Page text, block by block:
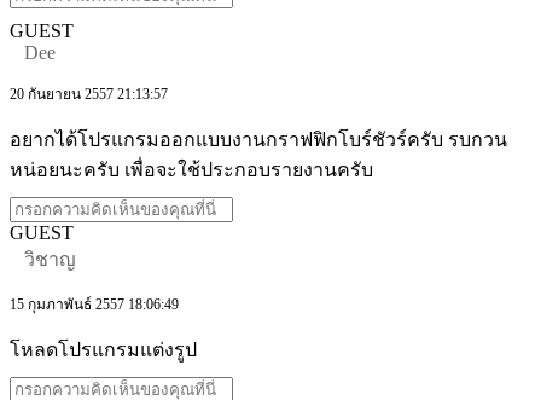
GUEST
Dee
20 กันยายน 2557 21:13:57
อยากได้โปรแกรมออกแบบงานกราฟฟิกโบร์ชัวร์ครับ รบกวน
หน่อยนะครับ เพื่อจะใช้ประกอบรายงานครับ
GUEST
วิชาญ
15 กุมภาพันธ์ 2557 18:06:49
โหลดโปรแกรมแต่งรูป